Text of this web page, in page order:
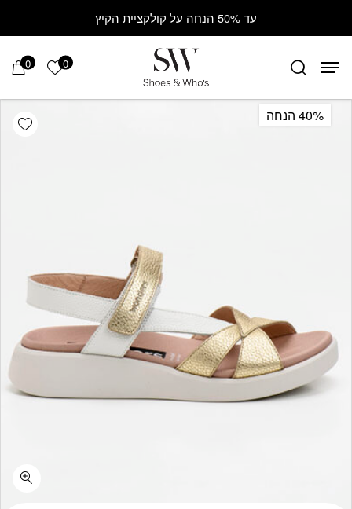
עד 50% הנחה על קולקציית הקיץ
0 הרשימה
0
40% הנחה